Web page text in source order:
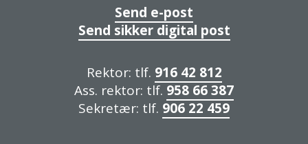
Send e-post
Send sikker digital post
Rektor: tlf. 916 42 812
Ass. rektor: tlf. 958 66 387
Sekretær: tlf. 906 22 459